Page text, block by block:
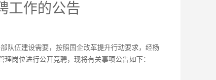
工作的公告
队伍建设需要，按照国企改革提升行动要求，经杨
岗位进行公开竞聘，现将有关事项公告如下：